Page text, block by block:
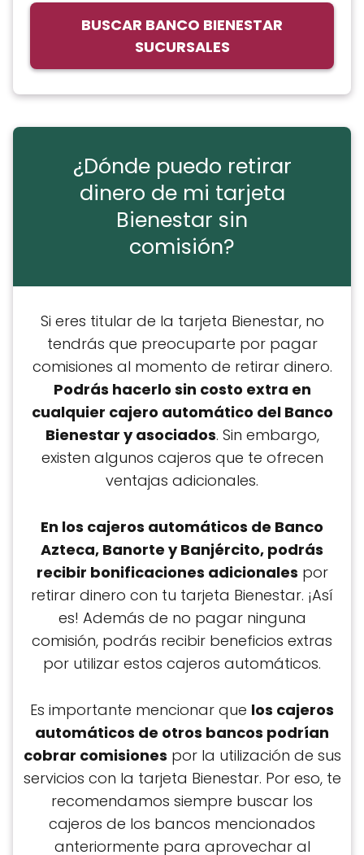
BUSCAR BANCO BIENESTAR
SUCURSALES
¿Dónde puedo retirar
dinero de mi tarjeta
Bienestar sin
comisión?
Si eres titular de la tarjeta Bienestar, no
tendrás que preocuparte por pagar
comisiones al momento de retirar dinero.
Podrás hacerlo sin costo extra en
cualquier cajero automático del Banco
Bienestar y asociados. Sin embargo,
existen algunos cajeros que te ofrecen
ventajas adicionales.
En los cajeros automáticos de Banco
Azteca, Banorte y Banjército, podrás
recibir bonificaciones adicionales por
retirar dinero con tu tarjeta Bienestar. ¡Así
es! Además de no pagar ninguna
comisión, podrás recibir beneficios extras
por utilizar estos cajeros automáticos.
Es importante mencionar que los cajeros
automáticos de otros bancos podrían
cobrar comisiones por la utilización de sus
servicios con la tarjeta Bienestar. Por eso, te
recomendamos siempre buscar los
cajeros de los bancos mencionados
anteriormente para aprovechar al